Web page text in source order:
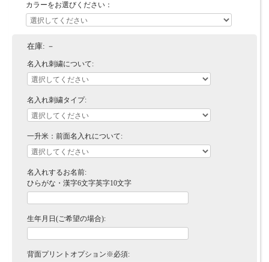
カラーをお選びください：
在庫: －
名入れ刺繍について:
名入れ刺繍タイプ:
一升米：前面名入れについて:
名入れするお名前:
ひらがな・漢字6文字英字10文字
生年月日(ご希望の場合):
背面プリントオプション※必須: